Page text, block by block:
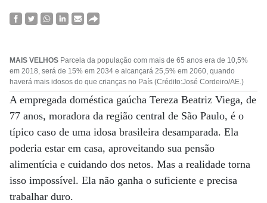
MAIS VELHOS Parcela da população com mais de 65 anos era de 10,5%
em 2018, será de 15% em 2034 e alcançará 25,5% em 2060, quando
haverá mais idosos do que crianças no País (Crédito:José Cordeiro/AE.)
A empregada doméstica gaúcha Tereza Beatriz Viega, de
77 anos, moradora da região central de São Paulo, é o
típico caso de uma idosa brasileira desamparada. Ela
poderia estar em casa, aproveitando sua pensão
alimentícia e cuidando dos netos. Mas a realidade torna
isso impossível. Ela não ganha o suficiente e precisa
trabalhar duro.